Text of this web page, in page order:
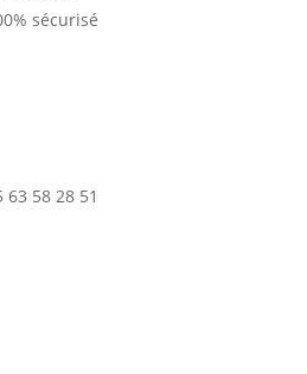
sécurisé
63 58 28 51